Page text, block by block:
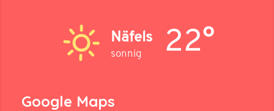
Näfels
sonnig 22°
Google Maps